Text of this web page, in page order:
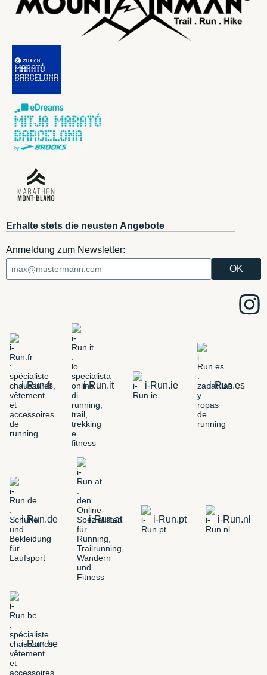
Erhalte stets die neusten Angebote
Anmeldung zum Newsletter:
i-Run.fr i-Run.it i-Run.ie i-Run.es
i-Run.de i-Run.at i-Run.pt i-Run.nl
i-Run.be